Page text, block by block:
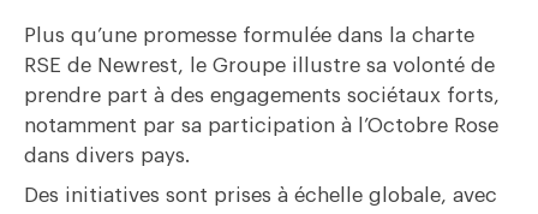
Plus qu’une promesse formulée dans la charte
RSE de Newrest, le Groupe illustre sa volonté de
prendre part à des engagements sociétaux forts,
notamment par sa participation à l’Octobre Rose
dans divers pays.
Des initiatives sont prises à échelle globale, avec